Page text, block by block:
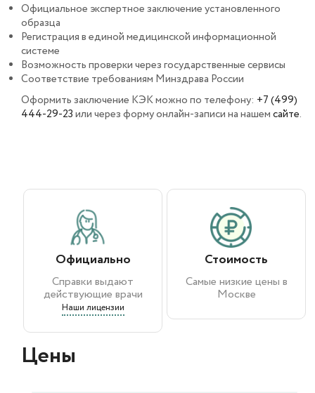
Официальное экспертное заключение установленного
образца
Регистрация в единой медицинской информационной
системе
Возможность проверки через государственные сервисы
Соответствие требованиям Минздрава России
Оформить заключение КЭК можно по телефону: +7 (499)
444-29-23или через форму онлайн-записи на нашемсайте.
Официально
Справки выдают
действующие врачи
Наши лицензии
Стоимость
Самые низкие цены в
Москве
Цены​